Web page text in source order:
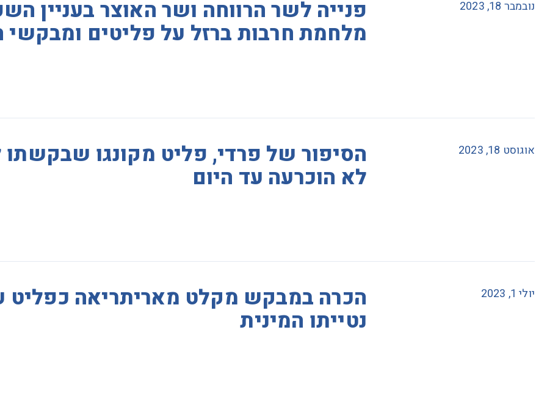
נובמבר 18, 2023 פנייה לשר הרווחה ושר האוצר בעניין
מלחמת חרבות ברזל על פליטים
אוגוסט 18, 2023 הסיפור של פרדי, פליט מקונגו
לא הוכרעה עד היום
יולי 1, 2023 הכרה במבקש מקלט מאריתריאה כפליט
נטייתו המינית